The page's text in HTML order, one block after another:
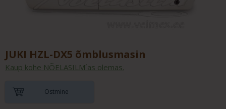
JUKI HZL-DX5 õmblusmasin
Kaup kohe NÕELASILM´as olemas.
Ostmine